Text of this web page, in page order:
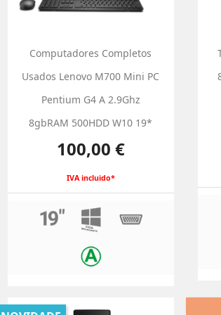
Computadores Completos
Usados Lenovo M700 Mini PC
Pentium G4 A 2.9Ghz
8gbRAM 500HDD W10 19*
Preço
100,00 €
IVA incluido*